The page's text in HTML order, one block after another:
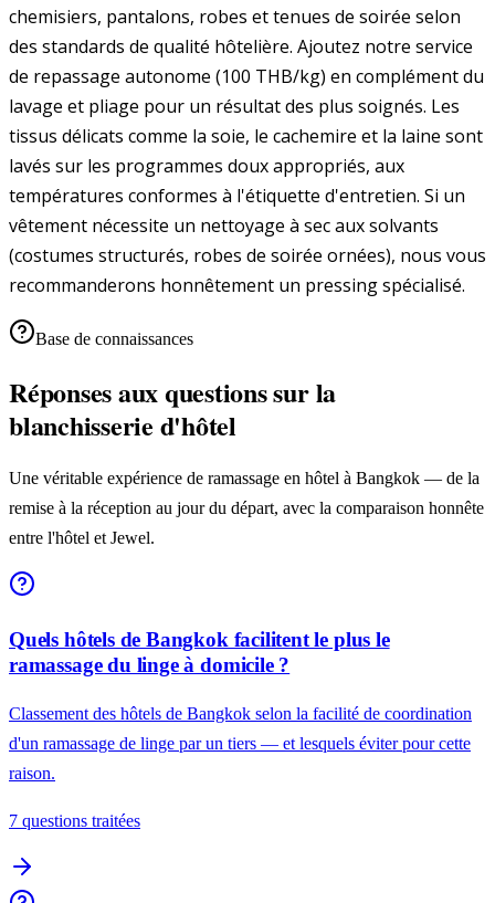
chemisiers, pantalons, robes et tenues de soirée selon
des standards de qualité hôtelière. Ajoutez notre service
de repassage autonome (100 THB/kg) en complément du
lavage et pliage pour un résultat des plus soignés. Les
tissus délicats comme la soie, le cachemire et la laine sont
lavés sur les programmes doux appropriés, aux
températures conformes à l'étiquette d'entretien. Si un
vêtement nécessite un nettoyage à sec aux solvants
(costumes structurés, robes de soirée ornées), nous vous
recommanderons honnêtement un pressing spécialisé.
Base de connaissances
Réponses aux questions sur la
blanchisserie d'hôtel
Une véritable expérience de ramassage en hôtel à Bangkok — de la
remise à la réception au jour du départ, avec la comparaison honnête
entre l'hôtel et Jewel.
Quels hôtels de Bangkok facilitent le plus le
ramassage du linge à domicile ?
Classement des hôtels de Bangkok selon la facilité de coordination
d'un ramassage de linge par un tiers — et lesquels éviter pour cette
raison.
7 questions traitées